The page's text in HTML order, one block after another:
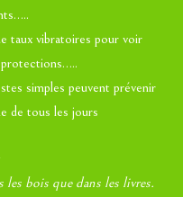
…..
taux vibratoires pour voir
…..
simples peuvent prévenir
de tous les jours
les bois que dans les livres.